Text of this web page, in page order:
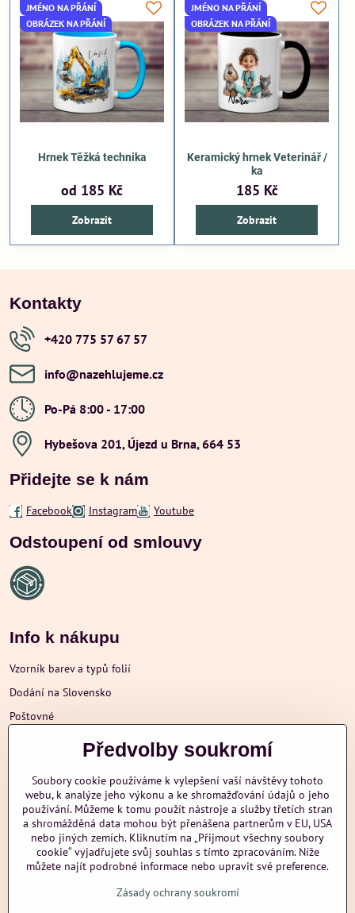
JMÉNO NA PŘÁNÍ
OBRÁZEK NA PŘÁNÍ
Hrnek Těžká technika
od 185 Kč
Zobrazit
JMÉNO NA PŘÁNÍ
OBRÁZEK NA PŘÁNÍ
Keramický hrnek Veterinář /
ka
185 Kč
Zobrazit
Kontakty
+420 775 57 67 57
info​@nazehlujeme​.cz
Po-Pá 8:00 - 17:00
Hybešova 201, Újezd u Brna, 664 53
Přidejte se k nám
Facebook Instagram Youtube
Odstoupení od smlouvy
Info k nákupu
Vzorník barev a typů folií
Dodání na Slovensko
Poštovné
Obchodní podmínky
Ochrana osobních údajů
Další informace
nazehlujeme
Předvolby soukromí
Soubory cookie používáme k vylepšení vaší návštěvy tohoto
webu, k analýze jeho výkonu a ke shromažďování údajů o jeho
používání. Můžeme k tomu použít nástroje a služby třetích stran
a shromážděná data mohou být přenášena partnerům v EU, USA
nebo jiných zemích. Kliknutím na „Přijmout všechny soubory
cookie“ vyjadřujete svůj souhlas s tímto zpracováním. Níže
můžete najít podrobné informace nebo upravit své preference.
Zásady ochrany soukromí